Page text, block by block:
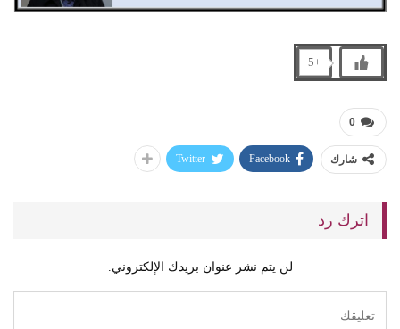
+5
0
شارك Facebook
Twitter
اترك رد
لن يتم نشر عنوان بريدك الإلكتروني.